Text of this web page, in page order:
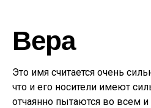
Вера
Это имя считается очень
что и его носители имеют
отчаянно пытаются во всем и